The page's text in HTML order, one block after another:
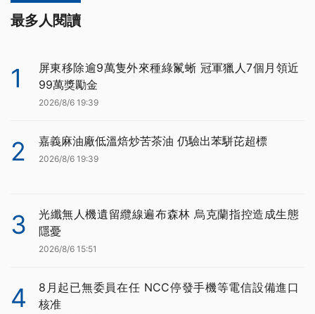
最多人閱讀
1
屏東移除逾9萬隻外來種綠鬣蜥 冠軍獵人7個月領近
99萬獎勵金
2026/8/6 19:39
2 嘉義麻油廠低溫焙炒苦茶油 仍驗出苯駢芘超標
2026/8/6 19:39
3
光纖無人機遺留纜線遍布森林 烏克蘭指控造成生態
隱憂
2026/8/6 15:51
4
8月起已無委員在任 NCC停發手機等電信設備進口
核准